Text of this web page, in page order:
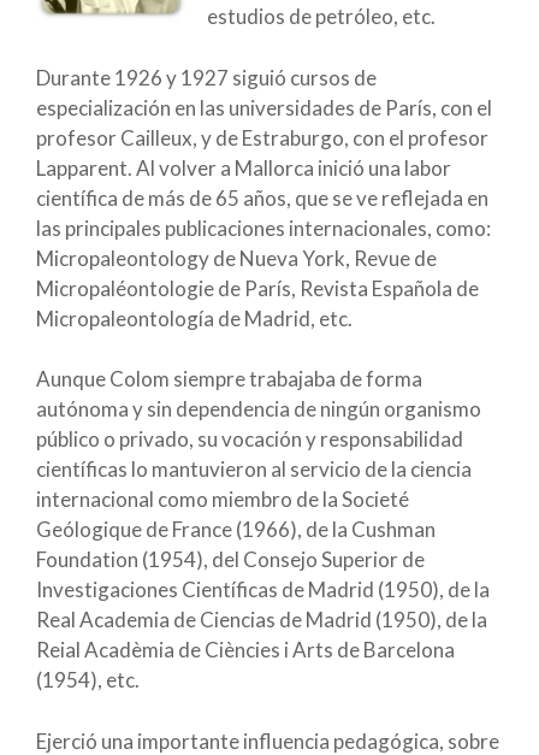
estudios de petróleo, etc.
Durante 1926 y 1927 siguió cursos de
especialización en las universidades de París, con el
profesor Cailleux, y de Estraburgo, con el profesor
Lapparent. Al volver a Mallorca inició una labor
científica de más de 65 años, que se ve reflejada en
las principales publicaciones internacionales, como:
Micropaleontology de Nueva York, Revue de
Micropaléontologie de París, Revista Española de
Micropaleontología de Madrid, etc.
Aunque Colom siempre trabajaba de forma
autónoma y sin dependencia de ningún organismo
público o privado, su vocación y responsabilidad
científicas lo mantuvieron al servicio de la ciencia
internacional como miembro de la Societé
Geólogique de France (1966), de la Cushman
Foundation (1954), del Consejo Superior de
Investigaciones Científicas de Madrid (1950), de la
Real Academia de Ciencias de Madrid (1950), de la
Reial Acadèmia de Ciències i Arts de Barcelona
(1954), etc.
Ejerció una importante influencia pedagógica, sobre